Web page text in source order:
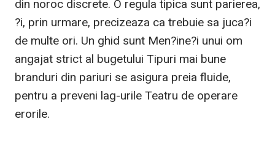
din noroc discrete. O regula tipica sunt parierea,
?i, prin urmare, precizeaza ca trebuie sa juca?i
de multe ori. Un ghid sunt Men?ine?i unui om
angajat strict al bugetului Tipuri mai bune
branduri din pariuri se asigura preia fluide,
pentru a preveni lag-urile Teatru de operare
erorile.